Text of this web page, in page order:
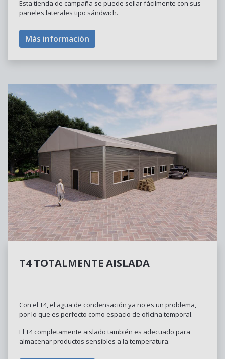
Esta tienda de campaña se puede sellar fácilmente con sus
paneles laterales tipo sándwich.
Más información
T4 TOTALMENTE AISLADA
Con el T4, el agua de condensación ya no es un problema,
por lo que es perfecto como espacio de oficina temporal.
El T4 completamente aislado también es adecuado para
almacenar productos sensibles a la temperatura.